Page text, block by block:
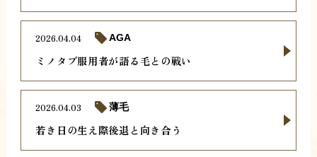
ミノタブ服用者が語る毛との戦い
2026.04.04 AGA
若き日の生え際後退と向き合う
2026.04.03 薄毛